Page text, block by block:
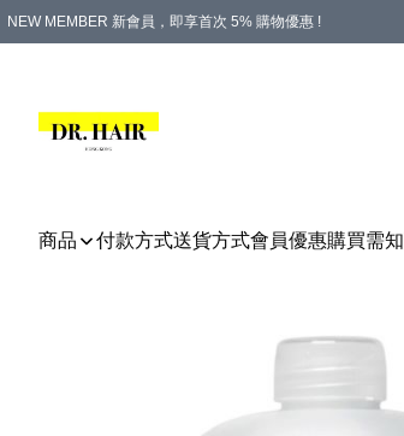
NEW MEMBER 新會員，即享首次 5% 購物優惠 !
商品 付款方式送貨方式會員優惠購買需知